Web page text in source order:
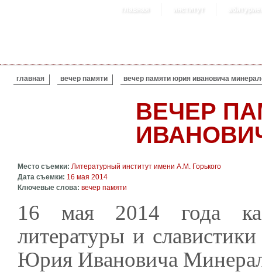
главная институт
ВЫ ЗДЕСЬ
главная вечер памяти вечер памяти юрия ивановича
ВЕЧЕР
Место съемки: Литературный институт имени А.М. Горького
Дата съемки: 16 мая 2014
Ключевые слова: вечер памяти
16 мая 2014 года
литературы и
Юрия Ивановича